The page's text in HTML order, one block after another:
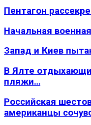
Пентагон
Начальная
Запад и Киев
В Ялте
пляжи…
Российская
американцы